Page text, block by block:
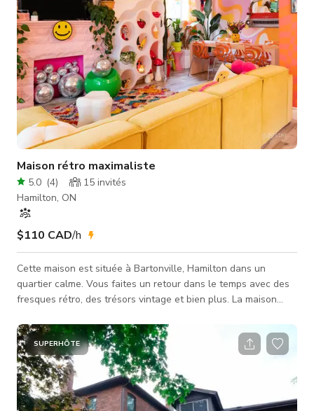
Maison rétro maximaliste
5.0 (4) 15 invités
Hamilton, ON
$110 CAD/h
Cette maison est située à Bartonville, Hamilton dans un
quartier calme. Vous faites un retour dans le temps avec des
fresques rétro, des trésors vintage et bien plus. La maison
rénovée au rez-de-chaussée. La salle à manger peut accueillir
six personnes et présente une fresque ainsi que de
magnifiques pièces vintage. La maison a été présentée sur
Apartment Therapy, HGTV et plus encore. Elle dispose d'un
grand jardin clôturé
SUPERHÔTE